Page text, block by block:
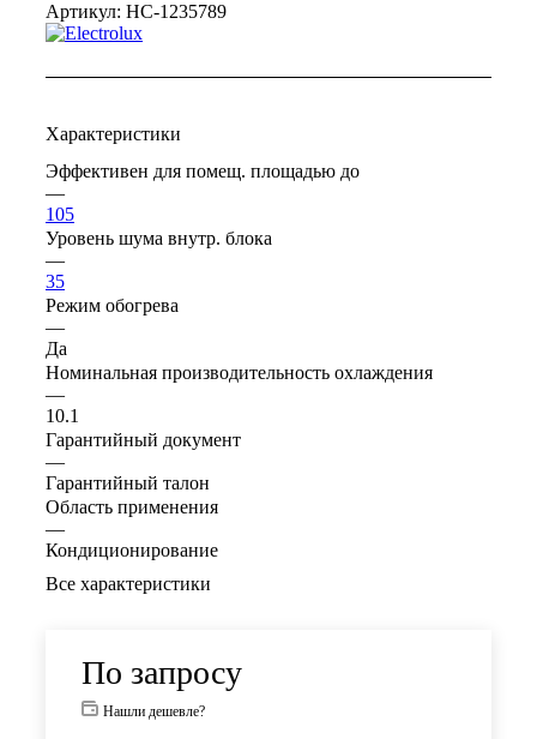
Артикул: НС-1235789
Характеристики
Эффективен для помещ. площадью до
—
105
Уровень шума внутр. блока
—
35
Режим обогрева
—
Да
Номинальная производительность охлаждения
—
10.1
Гарантийный документ
—
Гарантийный талон
Область применения
—
Кондиционирование
Все характеристики
По запросу
Нашли дешевле?